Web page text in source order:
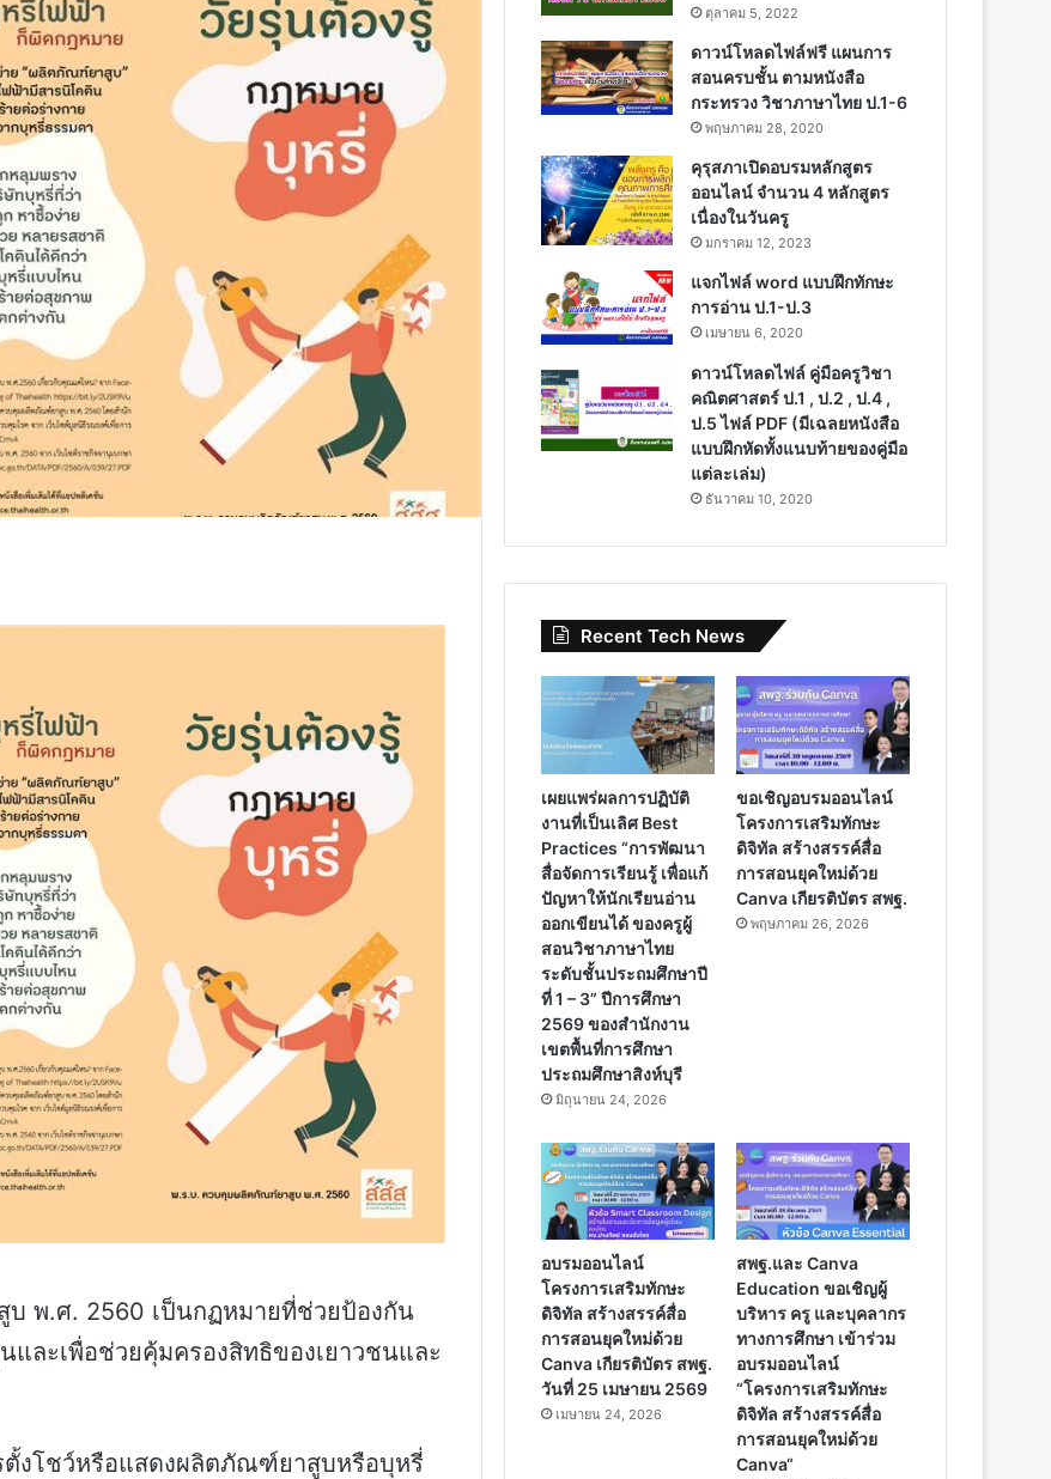
.ศ. 2560 เป็นกฏหมายที่ช่วยป้องกัน
ละเพื่อช่วยคุ้มครองสิทธิของเยาวชนและ
ว์หรือแสดงผลิตภัณฑ์ยาสูบหรือบุหรี่
ตุลาคม 5, 2022
ดาวน์โหลดไฟล์ฟรี แผนการ
สอนครบชั้น ตามหนังสือ
กระทรวง วิชาภาษาไทย ป.1-6
พฤษภาคม 28, 2020
คุรุสภาเปิดอบรมหลักสูตร
ออนไลน์ จำนวน 4 หลักสูตร
เนื่องในวันครู
มกราคม 12, 2023
แจกไฟล์ word แบบฝึกทักษะ
การอ่าน ป.1-ป.3
เมษายน 6, 2020
ดาวน์โหลดไฟล์ คู่มือครูวิชา
คณิตศาสตร์ ป.1 , ป.2 , ป.4 ,
ป.5 ไฟล์ PDF (มีเฉลยหนังสือ
แบบฝึกหัดทั้งแนบท้ายของคู่มือ
แต่ละเล่ม)
ธันวาคม 10, 2020
Recent Tech News
เผยแพร่ผลการปฏิบัติ
งานที่เป็นเลิศ Best
Practices “การพัฒนา
สื่อจัดการเรียนรู้ เพื่อแก้
ปัญหาให้นักเรียนอ่าน
ออกเขียนได้ ของครูผู้
สอนวิชาภาษาไทย
ระดับชั้นประถมศึกษาปี
ที่ 1 – 3” ปีการศึกษา
2569 ของสำนักงาน
เขตพื้นที่การศึกษา
ประถมศึกษาสิงห์บุรี
มิถุนายน 24, 2026
ขอเชิญอบรมออนไลน์
โครงการเสริมทักษะ
ดิจิทัล สร้างสรรค์สื่อ
การสอนยุคใหม่ด้วย
Canva เกียรติบัตร สพฐ.
พฤษภาคม 26, 2026
อบรมออนไลน์
โครงการเสริมทักษะ
ดิจิทัล สร้างสรรค์สื่อ
การสอนยุคใหม่ด้วย
Canva เกียรติบัตร สพฐ.
วันที่ 25 เมษายน 2569
เมษายน 24, 2026
สพฐ.และ Canva
Education ขอเชิญผู้
บริหาร ครู และบุคลากร
ทางการศึกษา เข้าร่วม
อบรมออนไลน์
“โครงการเสริมทักษะ
ดิจิทัล สร้างสรรค์สื่อ
การสอนยุคใหม่ด้วย
Canva“